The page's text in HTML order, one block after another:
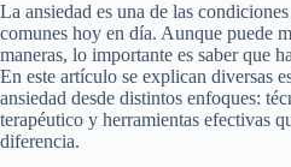
La ansiedad es una de las
comunes hoy en día. Aunque puede
maneras, lo importante es saber que
En este artículo se explican diversas
ansiedad desde distintos enfoques:
terapéutico y herramientas efectivas
diferencia.